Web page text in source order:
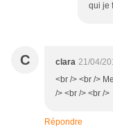
qui je
C clara 21/04/
<br /> <br />
/> <br /> <br />
Répondre